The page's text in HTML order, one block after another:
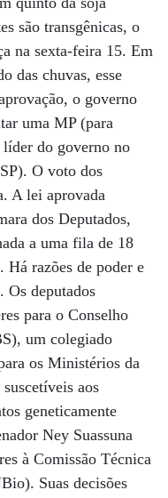
são transgênicas, o
na sexta-feira 15. Em
das chuvas, esse
o governo
uma MP (para
do governo no
O voto dos
A lei aprovada
dos Deputados,
a uma fila de 18
Há razões de poder e
Os deputados
para o Conselho
um colegiado
os Ministérios da
aos
geneticamente
Ney Suassuna
à Comissão Técnica
Suas decisões